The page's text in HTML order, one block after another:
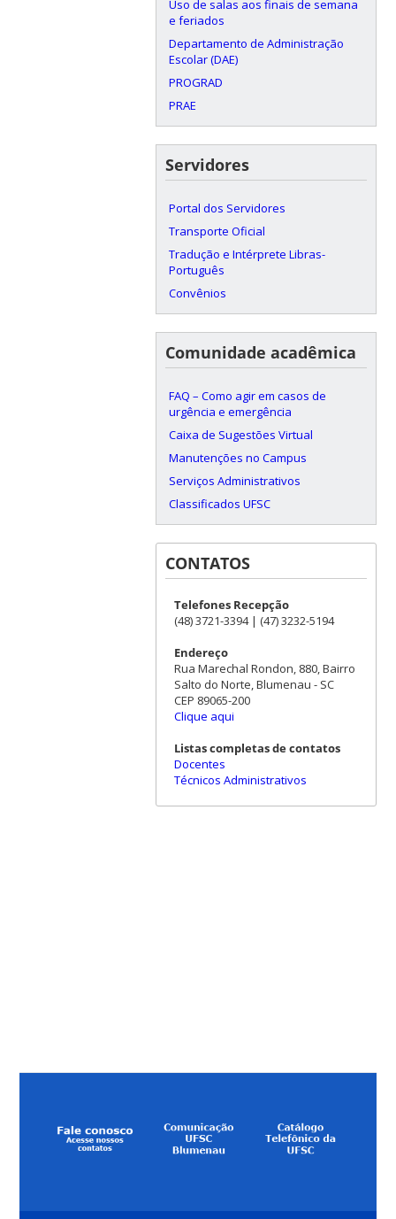
Uso de salas aos finais de semana
e feriados
Departamento de Administração
Escolar (DAE)
PROGRAD
PRAE
Servidores
Portal dos Servidores
Transporte Oficial
Tradução e Intérprete Libras-
Português
Convênios
Comunidade acadêmica
FAQ – Como agir em casos de
urgência e emergência
Caixa de Sugestões Virtual
Manutenções no Campus
Serviços Administrativos
Classificados UFSC
CONTATOS
Telefones Recepção
(48) 3721-3394 | (47) 3232-5194
Endereço
Rua Marechal Rondon, 880, Bairro
Salto do Norte, Blumenau - SC
CEP 89065-200
Clique aqui
Listas completas de contatos
Docentes
Técnicos Administrativos